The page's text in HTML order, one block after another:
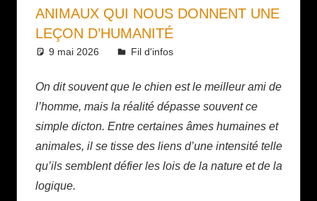
ANIMAUX QUI NOUS DONNENT UNE
LEÇON D’HUMANITÉ
9 mai 2026 Daniel
Fil d'infos
On dit souvent que le chien est le meilleur ami de
l’homme, mais la réalité dépasse souvent ce
simple dicton. Entre certaines âmes humaines et
animales, il se tisse des liens d’une intensité telle
qu’ils semblent défier les lois de la nature et de la
logique.